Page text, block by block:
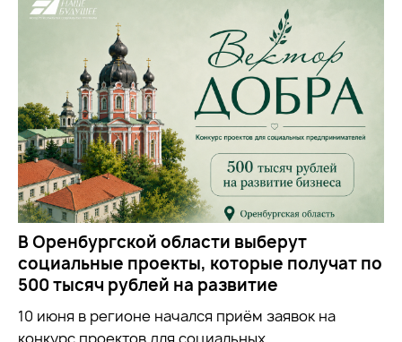
В Оренбургской области выберут
социальные проекты, которые получат по
500 тысяч рублей на развитие
10 июня в регионе начался приём заявок на